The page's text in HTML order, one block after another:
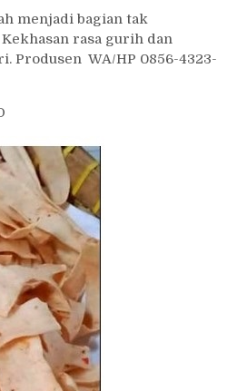
menjadi bagian tak
rasa gurih dan
Produsen WA/HP 0856-4323-